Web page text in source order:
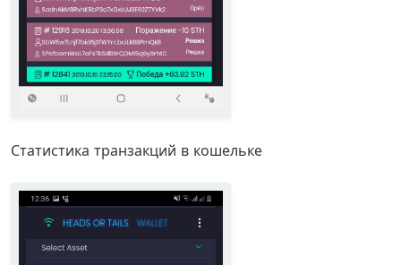
Статистика транзакций в кошельке